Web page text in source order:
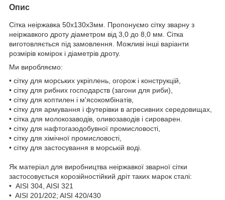
Опис
Сітка неіржавка 50х130х3мм. Пропонуємо сітку зварну з
неіржавкого дроту діаметром від 3,0 до 8,0 мм. Сітка
виготовляється під замовлення. Можливі інші варіанти
розмірів комірок і діаметрів дроту.
Ми виробляємо:
• сітку для морських укріплень, огорож і конструкцій,
• сітку для рибних господарств (загони для риби),
• сітку для коптилен і м'ясокомбінатів,
• сітку для армування і футерівки в агресивних середовищах,
• сітка для молокозаводів, оливозаводів і сироварен.
• сітку для нафтогазодобувної промисловості,
• сітку для хімічної промисловості,
• сітку для застосування в морській воді.
Як матеріал для виробництва неіржавкої зварної сітки
застосовується корозійностійкий дріт таких марок сталі:
• AISI 304, AISI 321
• AISI 201/202; AISI 420/430